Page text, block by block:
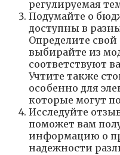
регулируемая
Подумайте о
доступны в
Определите
выбирайте из
соответствуют
Учтите также
особенно для
которые могут
Исследуйте
поможет вам
информацию о
надежности